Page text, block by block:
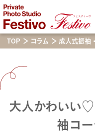
TOP コラム 成人式振袖
大人かわいい♡
袖コ